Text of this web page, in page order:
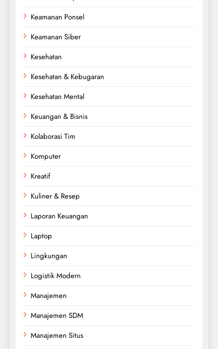
Keamanan Ponsel
Keamanan Siber
Kesehatan
Kesehatan & Kebugaran
Kesehatan Mental
Keuangan & Bisnis
Kolaborasi Tim
Komputer
Kreatif
Kuliner & Resep
Laporan Keuangan
Laptop
Lingkungan
Logistik Modern
Manajemen
Manajemen SDM
Manajemen Situs